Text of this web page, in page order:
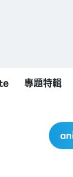
專題特輯